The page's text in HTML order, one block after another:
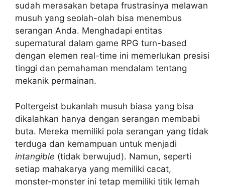
sudah merasakan betapa frustrasinya melawan
musuh yang seolah-olah bisa menembus
serangan Anda. Menghadapi entitas
supernatural dalam game RPG turn-based
dengan elemen real-time ini memerlukan presisi
tinggi dan pemahaman mendalam tentang
mekanik permainan.
Poltergeist bukanlah musuh biasa yang bisa
dikalahkan hanya dengan serangan membabi
buta. Mereka memiliki pola serangan yang tidak
terduga dan kemampuan untuk menjadi
intangible (tidak berwujud). Namun, seperti
setiap mahakarya yang memiliki cacat,
monster-monster ini tetap memiliki titik lemah